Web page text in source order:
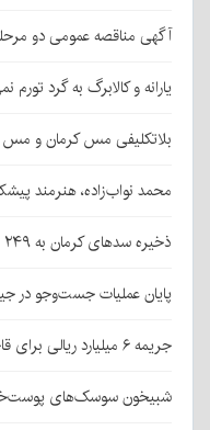
آگهی مناقصه عمومی دو مرحله‌ای به شماره
یارانه و کالابرگ به گرد تورم
بلاتکلیفی مس کرمان و
محمد نواب‌زاده، هنرمند
ذخیره سدهای کرمان به ۲۴۹ میلیون مترمکعب رسید
پایان عملیات جست‌وجو در جیرفت؛ کودک ۴
جریمه ۶ میلیارد ریالی برای قاچاقچی نارنگی پاکستانی در بافت
شبیخون سوسک‌های